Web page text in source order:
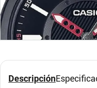
Descripción